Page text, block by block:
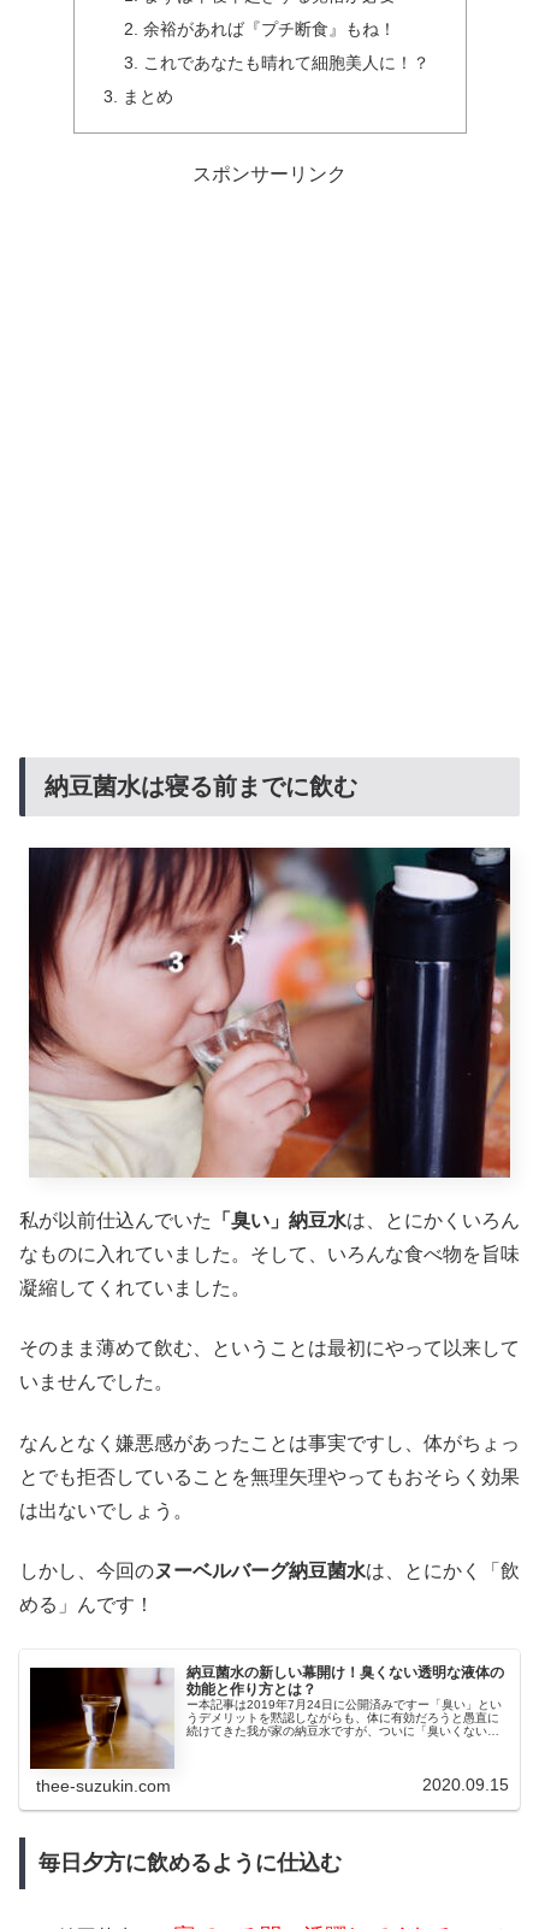
余裕があれば『プチ断食』もね！
これであなたも晴れて細胞美人に！？
まとめ
スポンサーリンク
納豆菌水は寝る前までに飲む
私が以前仕込んでいた 「臭い」納豆水は、とにかくいろん
なものに入れていました。そして、いろんな食べ物を旨味
凝縮してくれていました。
そのまま薄めて飲む、ということは最初にやって以来して
いませんでした。
なんとなく嫌悪感があったことは事実ですし、体がちょっ
とでも拒否していることを無理矢理やってもおそらく効果
は出ないでしょう。
しかし、今回のヌーベルバーグ納豆菌水は、とにかく「飲
める」んです！
納豆菌水の新しい幕開け！臭くない透明な液体の
効能と作り方とは？
ー本記事は2019年7月24日に公開済みですー「臭い」とい
うデメリットを黙認しながらも、体に有効だろうと愚直に
続けてきた我が家の納豆水ですが、ついに「臭いくない」
thee-suzukin.com 2020.09.15
毎日夕方に飲めるように仕込む